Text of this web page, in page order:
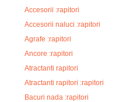
Accesorii :rapitori
Accesorii naluci :rapitori
Agrafe :rapitori
Ancore :rapitori
Atractanti rapitori
Atractanti rapitori :rapitori
Bacuri nada :rapitori